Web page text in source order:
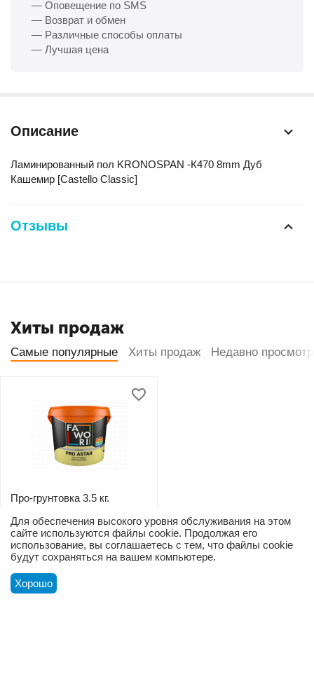
— Оповещение по SMS
— Возврат и обмен
— Различные способы оплаты
— Лучшая цена
Описание
Ламинированный пол KRONOSPAN -К470 8mm Дуб
Кашемир [Castello Classic]
Отзывы
Хиты продаж
Самые популярные Хиты продаж Недавно
Про-грунтовка 3.5 кг.
В наличии
11000 с.
Для обеспечения высокого уровня обслуживания на этом
сайте используются файлы cookie. Продолжая его
использование, вы соглашаетесь с тем, что файлы cookie
будут сохраняться на вашем компьютере.
Хорошо